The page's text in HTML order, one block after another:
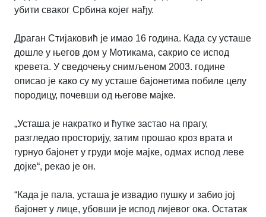
убити сваког Србина којег нађу.
Драган Стијаковић је имао 16 година. Када су усташе
дошле у његов дом у Мотикама, сакрио се испод
кревета. У сведочењу снимљеном 2003. године
описао је како су му усташе бајонетима побиле целу
породицу, почевши од његове мајке.
„Усташа је накратко и ћутке застао на прагу,
разгледао просторију, затим прошао кроз врата и
гурнуо бајонет у груди моје мајке, одмах испод леве
дојке“, рекао је он.
“Када је пала, усташа је извадио пушку и забио јој
бајонет у лице, убовши је испод лијевог ока. Остатак